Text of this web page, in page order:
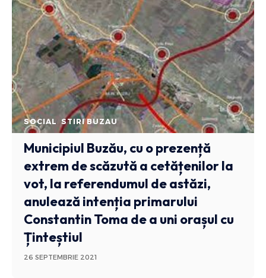
SOCIAL STIRI BUZAU
Municipiul Buzău, cu o prezență
extrem de scăzută a cetățenilor la
vot, la referendumul de astăzi,
anulează intenția primarului
Constantin Toma de a uni orașul cu
Ținteștiul
26 SEPTEMBRIE 2021